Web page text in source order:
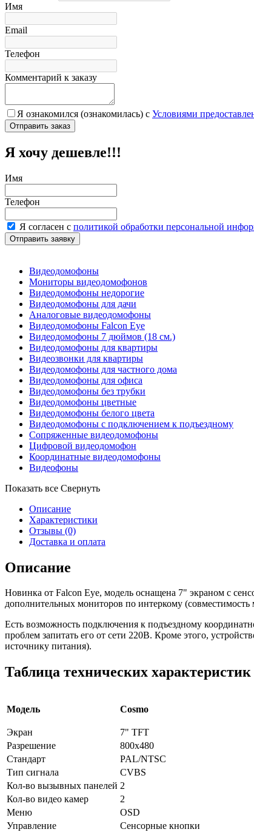
Имя
Email
Телефон
Комментарий к заказу
Я ознакомился (ознакомилась) с Условиями
Я хочу дешевле!!!
Имя
Телефон
Я согласен с политикой обработки персональной
Видеодомофоны
Мониторы видеодомофонов
Видеодомофоны недорогие
Видеодомофоны для дачи
Аналоговые видеодомофоны
Видеодомофоны Falcon Eye
Видеодомофоны 7 дюймов (18 см.)
Видеодомофоны для квартиры
Видеозвонки для квартиры
Видеодомофоны для частного дома
Видеодомофоны для офиса
Видеодомофоны без трубки
Видеодомофоны цветные
Видеодомофоны белого цвета
Видеодомофоны с подключением к подъездному
Сопряженные видеодомофоны
Цифровой видеодомофон
Координатные видеодомофоны
Видеофоны
Показать все Свернуть
Описание
Характеристики
Отзывы (0)
Доставка и оплата
Описание
Новинка от Falcon Eye, модель оснащена 7" экраном с
дополнительных мониторов по интеркому
Есть возможность подключения к подъездному
проблем запитать его от сети 220В. Кроме этого,
источнику питания).
Таблица технических характеристик
Модель Cosmo
Экран
7" TFT
Разрешение
800x480
Стандарт
PAL/NTSC
Тип сигнала
CVBS
Кол-во вызывных панелей 2
Кол-во видео камер
2
Меню
OSD
Управление
Сенсорные кнопки